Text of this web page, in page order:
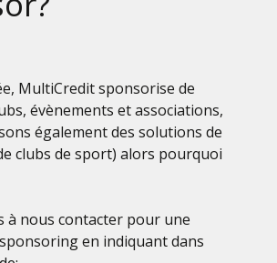
MultiCredit sponsorise de
évènements et associations,
également des solutions de
clubs de sport) alors pourquoi
à nous contacter pour une
en indiquant dans